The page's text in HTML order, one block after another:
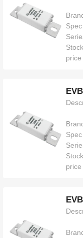
Spec
price
Spec
price